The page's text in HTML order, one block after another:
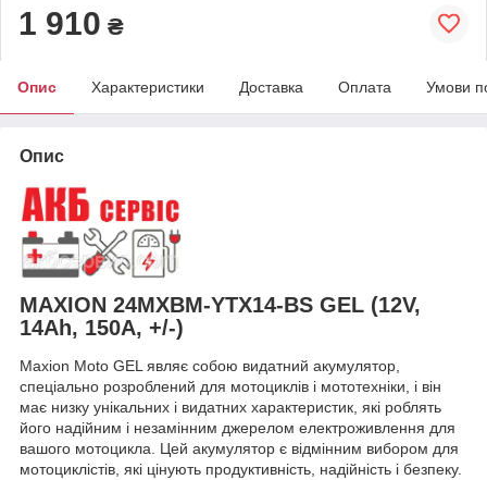
1 910 ₴
Опис Характеристики Доставка Оплата Умови
Опис
MAXION 24MXBM-YTX14-BS GEL (12V,
14Ah, 150A, +/-)
Maxion Moto GEL являє собою видатний акумулятор,
спеціально розроблений для мотоциклів і мототехніки, і він
має низку унікальних і видатних характеристик, які роблять
його надійним і незамінним джерелом електроживлення для
вашого мотоцикла. Цей акумулятор є відмінним вибором для
мотоциклістів, які цінують продуктивність, надійність і безпеку.